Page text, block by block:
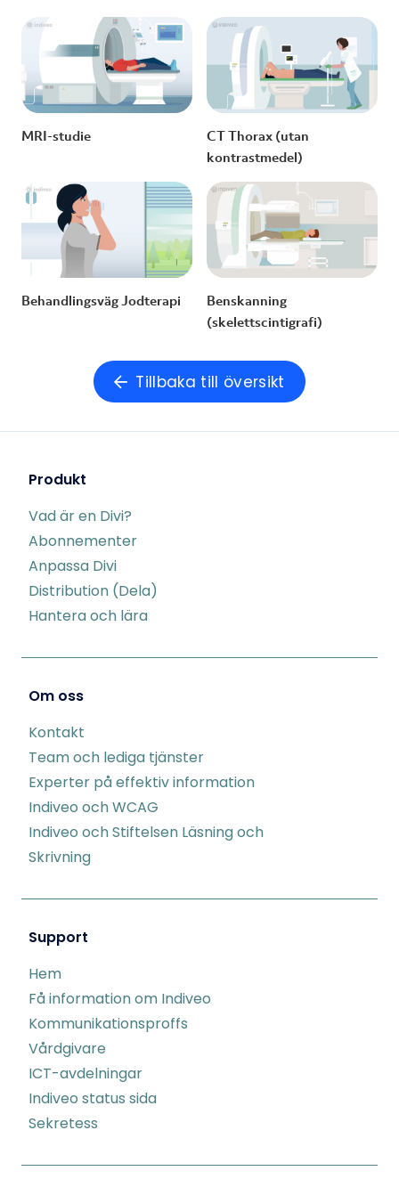
MRI-studie
CT Thorax (utan
kontrastmedel)
Behandlingsväg Jodterapi
Benskanning
(skelettscintigrafi)
Tillbaka till översikt
Produkt
Vad är en Divi?
Abonnementer
Anpassa Divi
Distribution (Dela)
Hantera och lära
Om oss
Kontakt
Team och lediga tjänster
Experter på effektiv information
Indiveo och WCAG
Indiveo och Stiftelsen Läsning och
Skrivning
Support
Hem
Få information om Indiveo
Kommunikationsproffs
Vårdgivare
ICT-avdelningar
Indiveo status sida
Sekretess